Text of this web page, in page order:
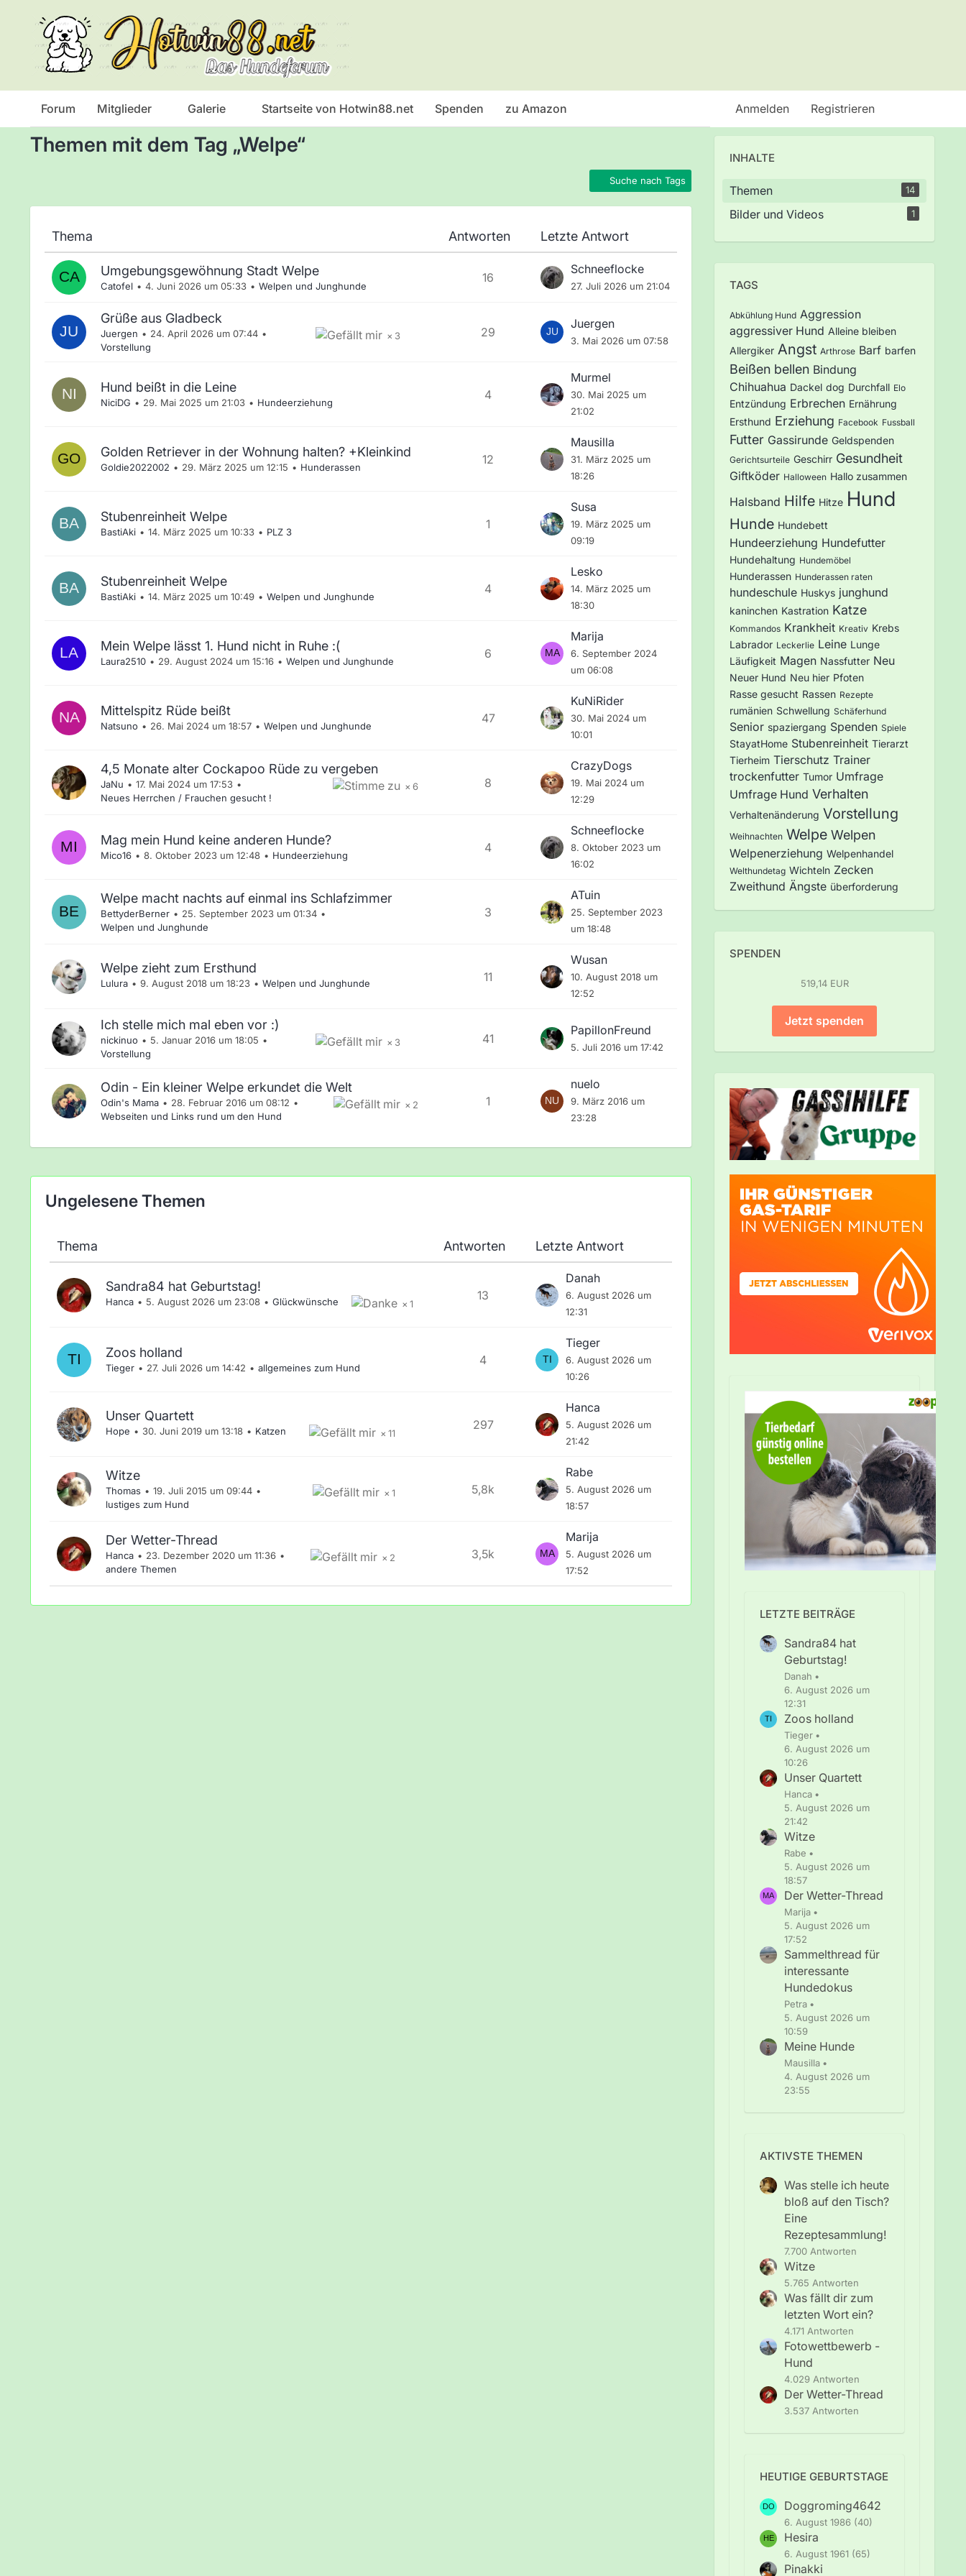
Forum Mitglieder Galerie Startseite von Hotwin88.net Spenden zu Amazon Anmelden Registrieren
Themen mit dem Tag „Welpe“
Suche nach Tags
Thema Antworten Letzte Antwort
Umgebungsgewöhnung Stadt Welpe
Catofel 4. Juni 2026 um 05:33 Welpen und Junghunde
16
Schneeflocke
27. Juli 2026 um 21:04
Grüße aus Gladbeck
3
Juergen
24. April 2026 um 07:44
Vorstellung
29
Juergen
3. Mai 2026 um 07:58
Hund beißt in die Leine
NiciDG 29. Mai 2025 um 21:03 Hundeerziehung
4
Murmel
30. Mai 2025 um
21:02
Golden Retriever in der Wohnung halten? +Kleinkind
Goldie2022002 29. März 2025 um 12:15 Hunderassen
12
Mausilla
31. März 2025 um
18:26
Stubenreinheit Welpe
BastiAki 14. März 2025 um 10:33 PLZ 3
1
Susa
19. März 2025 um
09:19
Stubenreinheit Welpe
BastiAki 14. März 2025 um 10:49 Welpen und Junghunde
4
Lesko
14. März 2025 um
18:30
Mein Welpe lässt 1. Hund nicht in Ruhe :(
Laura2510 29. August 2024 um 15:16 Welpen und Junghunde
6
Marija
6. September 2024
um 06:08
Mittelspitz Rüde beißt
Natsuno 26. Mai 2024 um 18:57 Welpen und Junghunde
47
KuNiRider
30. Mai 2024 um
10:01
4,5 Monate alter Cockapoo Rüde zu vergeben
6
JaNu
17. Mai 2024 um 17:53
Neues Herrchen / Frauchen gesucht !
8
CrazyDogs
19. Mai 2024 um
12:29
Mag mein Hund keine anderen Hunde?
Mico16 8. Oktober 2023 um 12:48 Hundeerziehung
4
Schneeflocke
8. Oktober 2023 um
16:02
Welpe macht nachts auf einmal ins Schlafzimmer
BettyderBerner
25. September 2023 um 01:34
Welpen und Junghunde
3
ATuin
25. September 2023
um 18:48
Welpe zieht zum Ersthund
Lulura 9. August 2018 um 18:23 Welpen und Junghunde 11
Wusan
10. August 2018 um
12:52
Ich stelle mich mal eben vor :)
3
nickinuo
5. Januar 2016 um 18:05
Vorstellung
41
PapillonFreund
5. Juli 2016 um 17:42
Odin - Ein kleiner Welpe erkundet die Welt
2
Odin's Mama
28. Februar 2016 um 08:12
Webseiten und Links rund um den Hund
1
nuelo
9. März 2016 um
23:28
Ungelesene Themen
Thema Antworten Letzte Antwort
Sandra84 hat Geburtstag!
1
Hanca 5. August 2026 um 23:08 Glückwünsche 13
Danah
6. August 2026 um
12:31
Zoos holland
Tieger 27. Juli 2026 um 14:42 allgemeines zum Hund
4
Tieger
6. August 2026 um
10:26
Unser Quartett
11
Hope 30. Juni 2019 um 13:18 Katzen 297
Hanca
5. August 2026 um
21:42
Witze
1
Thomas
19. Juli 2015 um 09:44
lustiges zum Hund
5,8k
Rabe
5. August 2026 um
18:57
Der Wetter-Thread
2
Hanca
23. Dezember 2020 um 11:36
andere Themen
3,5k
Marija
5. August 2026 um
17:52
INHALTE
Themen 14
Bilder und Videos 1
TAGS
Abkühlung Hund Aggression
aggressiver Hund Alleine bleiben
Allergiker Angst Arthrose Barf barfen
Beißen bellen Bindung
Chihuahua Dackel dog Durchfall Elo
Entzündung Erbrechen Ernährung
Ersthund Erziehung Facebook Fussball
Futter Gassirunde Geldspenden
Gerichtsurteile Geschirr Gesundheit
Giftköder Halloween Hallo zusammen
Halsband Hilfe Hitze Hund
Hunde Hundebett
Hundeerziehung Hundefutter
Hundehaltung Hundemöbel
Hunderassen Hunderassen raten
hundeschule Huskys junghund
kaninchen Kastration Katze
Kommandos Krankheit Kreativ Krebs
Labrador Leckerlie Leine Lunge
Läufigkeit Magen Nassfutter Neu
Neuer Hund Neu hier Pfoten
Rasse gesucht Rassen Rezepte
rumänien Schwellung Schäferhund
Senior spaziergang Spenden Spiele
StayatHome Stubenreinheit Tierarzt
Tierheim Tierschutz Trainer
trockenfutter Tumor Umfrage
Umfrage Hund Verhalten
Verhaltenänderung Vorstellung
Weihnachten Welpe Welpen
Welpenerziehung Welpenhandel
Welthundetag Wichteln Zecken
Zweithund Ängste überforderung
SPENDEN
519,14 EUR
Jetzt spenden
LETZTE BEITRÄGE
Sandra84 hat
Geburtstag!
Danah
6. August 2026 um
12:31
Zoos holland
Tieger
6. August 2026 um
10:26
Unser Quartett
Hanca
5. August 2026 um
21:42
Witze
Rabe
5. August 2026 um
18:57
Der Wetter-Thread
Marija
5. August 2026 um
17:52
Sammelthread für
interessante
Hundedokus
Petra
5. August 2026 um
10:59
Meine Hunde
Mausilla
4. August 2026 um
23:55
AKTIVSTE THEMEN
Was stelle ich heute
bloß auf den Tisch?
Eine
Rezeptesammlung!
7.700 Antworten
Witze
5.765 Antworten
Was fällt dir zum
letzten Wort ein?
4.171 Antworten
Fotowettbewerb -
Hund
4.029 Antworten
Der Wetter-Thread
3.537 Antworten
HEUTIGE GEBURTSTAGE
Doggroming4642
6. August 1986 (40)
Hesira
6. August 1961 (65)
Pinakki